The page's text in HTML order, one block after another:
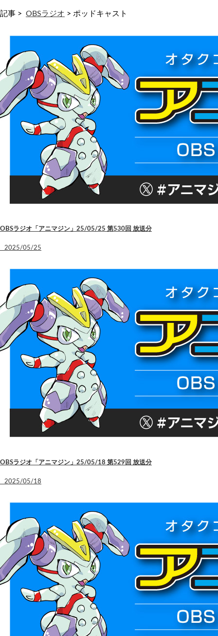
記事 > OBSラジオ > ポッドキャスト
OBSラジオ「アニマジン」25/05/25 第530回 放送分
2025/05/25
OBSラジオ「アニマジン」25/05/18 第529回 放送分
2025/05/18